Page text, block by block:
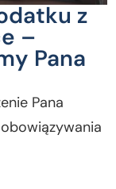
z
–
Pana
Pana